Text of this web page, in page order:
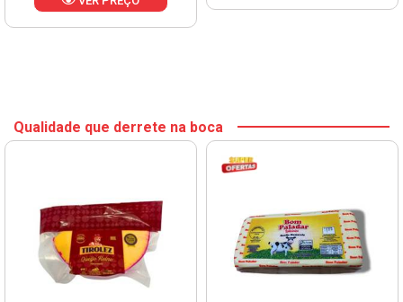
Qualidade que derrete na boca